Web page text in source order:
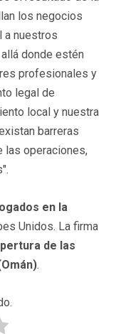
los negocios
a nuestros
donde estén
profesionales y
legal de
local y nuestra
barreras
las operaciones,
en la
Unidos. La firma
de las
.